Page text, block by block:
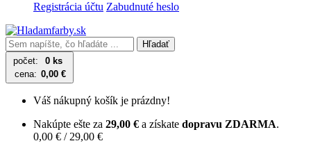
Registrácia účtu Zabudnuté heslo
Hľadať
počet:
0 ks
cena: 0,00 €
Váš nákupný košík je prázdny!
Nakúpte ešte za 29,00 € a získate dopravu ZDARMA.
0,00 € / 29,00 €